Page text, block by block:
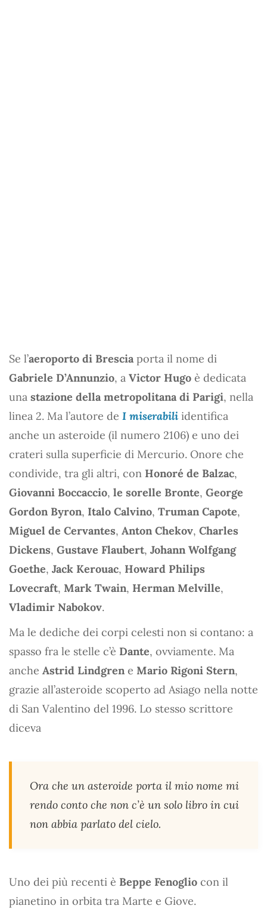
Se l’aeroporto di Brescia porta il nome di
Gabriele D’Annunzio, a Victor Hugo è dedicata
una stazione della metropolitana di Parigi, nella
linea 2. Ma l’autore de I miserabili identifica
anche un asteroide (il numero 2106) e uno dei
crateri sulla superficie di Mercurio. Onore che
condivide, tra gli altri, con Honoré de Balzac,
Giovanni Boccaccio, le sorelle Bronte, George
Gordon Byron, Italo Calvino, Truman Capote,
Miguel de Cervantes, Anton Chekov, Charles
Dickens, Gustave Flaubert, Johann Wolfgang
Goethe, Jack Kerouac, Howard Philips
Lovecraft, Mark Twain, Herman Melville,
Vladimir Nabokov.
Ma le dediche dei corpi celesti non si contano: a
spasso fra le stelle c’è Dante, ovviamente. Ma
anche Astrid Lindgren e Mario Rigoni Stern,
grazie all’asteroide scoperto ad Asiago nella notte
di San Valentino del 1996. Lo stesso scrittore
diceva
Ora che un asteroide porta il mio nome mi
rendo conto che non c’è un solo libro in cui
non abbia parlato del cielo.
Uno dei più recenti è Beppe Fenoglio con il
pianetino in orbita tra Marte e Giove.